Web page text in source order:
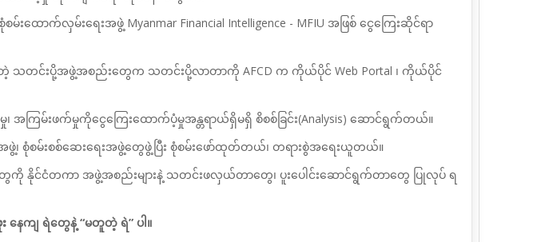
ောက်လှမ်းရေးအဖွဲ့ Myanmar Financial Intelligence - MFIU အဖြစ် ငွေကြေးဆိုင်ရာ
င်းပို့အဖွဲ့အစည်းတွေက သတင်းပို့လာတာကို AFCD က ကိုယ်ပိုင် Web Portal ၊ ကိုယ်ပိုင်
အကြမ်းဖက်မှုကိုငွေကြေးထောက်ပံ့မှုအန္တရာယ်ရှိမရှိ စိစစ်ခြင်း(Analysis) ဆောင်ရွက်တယ်။
၊ စုံစမ်းစစ်ဆေးရေးအဖွဲ့တွေဖွဲ့ပြီး စုံစမ်းဖော်ထုတ်တယ်၊ တရားစွဲအရေးယူတယ်။
ကို နိုင်ငံတကာ အဖွဲ့အစည်းများနဲ့ သတင်းဖလှယ်တာတွေ၊ ပူးပေါင်းဆောင်ရွက်တာတွေ ပြုလုပ် ရ
နေကျ ရဲတွေနဲ့ “မတူတဲ့ ရဲ” ပါ။